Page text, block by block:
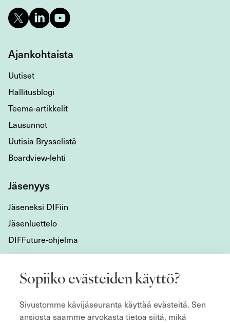
Sopiiko evästeiden käyttö?
Sivustomme kävijäseuranta käyttää evästeitä. Sen
ansiosta saamme arvokasta tietoa siitä, mikä
Ajankohtaista
Uutiset
Hallitusblogi
Teema-artikkelit
Lausunnot
Uutisia Brysselistä
Boardview-lehti
Jäsenyys
Jäseneksi DIFiin
Jäsenluettelo
DIFFuture-ohjelma
Mikä DIF on?
Organisaatio